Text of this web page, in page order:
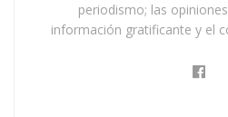
periodismo; las
información gratificante y el